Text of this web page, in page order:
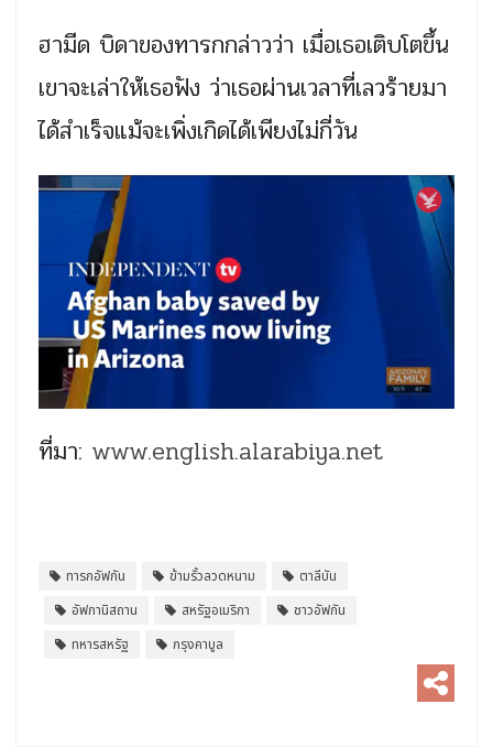
ฮามีด บิดาของทารกกล่าวว่า เมื่อเธอเติบโตขึ้น
เขาจะเล่าให้เธอฟัง ว่าเธอผ่านเวลาที่เลวร้ายมา
ได้สำเร็จแม้จะเพิ่งเกิดได้เพียงไม่กี่วัน
ที่มา: www.english.alarabiya.net
ทารกอัฟกัน ข้ามรั้วลวดหนาม
ตาลีบัน
อัฟกานิสถาน
สหรัฐอเมริกา
ชาวอัฟกัน
ทหารสหรัฐ
กรุงคาบูล